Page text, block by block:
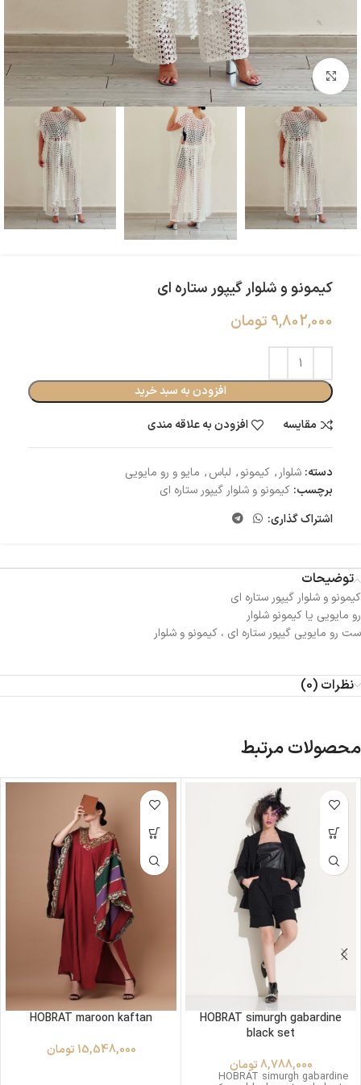
بزرگنمایی تصویر
کیمونو و شلوار گیپور ستاره ای‌
9,802,000 تومان
افزودن به سبد خرید
مقایسه
افزودن به علاقه مندی
دسته: شلوار , کیمونو, لباس, مایو و رو مایویی
برچسب: کیمونو و شلوار گیپور ستاره ای‌
اشتراک گذاری:
توضیحات
کیمونو و شلوار گیپور ستاره ای‌
رو مایویی یا کیمونو شلوار
ست رو مایویی گیپور ستاره ای ، کیمونو و شلوار
نظرات (0)
محصولات مرتبط
HOBRAT simurgh gabardine
black set
8,788,000تومان
HOBRAT simurgh gabardine
HOBRAT maroon kaftan
15,548,000 تومان